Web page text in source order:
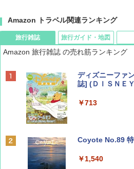
Amazon トラベル関連ランキング
旅行雑誌
Amazon 旅行雑誌 の売れ筋ランキング
ディズニーフ
誌] (ＤＩＳＮＥ
￥713
Coyote No.89
￥1,540
旅行ガイド・地図